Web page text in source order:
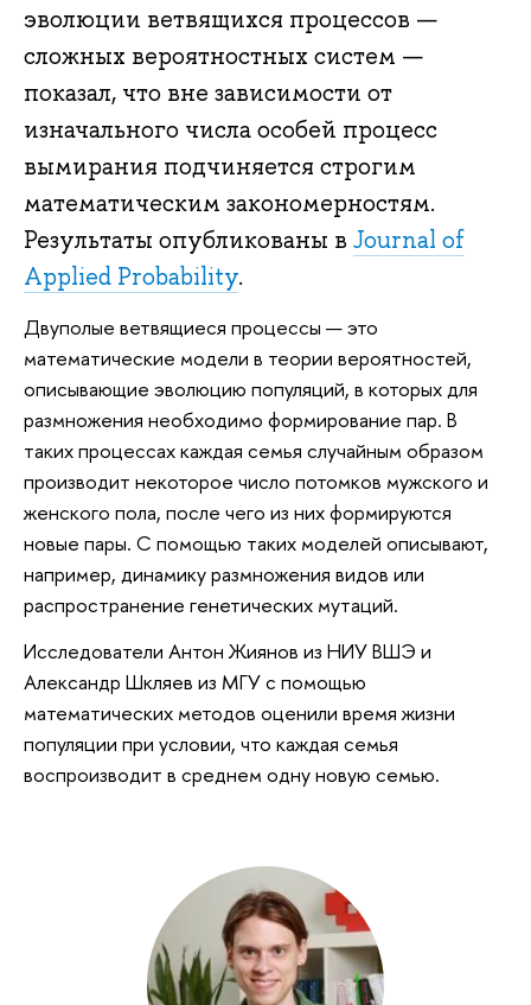
эволюции ветвящихся процессов —
сложных вероятностных систем —
показал, что вне зависимости от
изначального числа особей процесс
вымирания подчиняется строгим
математическим закономерностям.
Результаты опубликованы в Journal of
Applied Probability.
Двуполые ветвящиеся процессы — это
математические модели в теории вероятностей,
описывающие эволюцию популяций, в которых для
размножения необходимо формирование пар. В
таких процессах каждая семья случайным образом
производит некоторое число потомков мужского и
женского пола, после чего из них формируются
новые пары. С помощью таких моделей описывают,
например, динамику размножения видов или
распространение генетических мутаций.
Исследователи Антон Жиянов из НИУ ВШЭ и
Александр Шкляев из МГУ с помощью
математических методов оценили время жизни
популяции при условии, что каждая семья
воспроизводит в среднем одну новую семью.